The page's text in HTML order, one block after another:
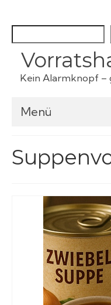
Kein Alarmknopf –
Menü
Haustiervorrat
Kartoffeln
Konserven